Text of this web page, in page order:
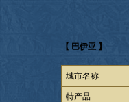
【 巴伊亚 】
城市名称
特产品